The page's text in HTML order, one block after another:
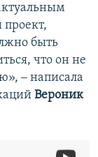
быть
что он не
‒ написала
Вероник